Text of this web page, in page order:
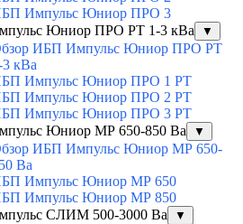
Импульс Юниор ПРО 3
Юниор ПРО РТ 1-3 кВа
▼
ИБП Импульс Юниор ПРО РТ
3 кВа
Импульс Юниор ПРО 1 РТ
Импульс Юниор ПРО 2 РТ
Импульс Юниор ПРО 3 РТ
Юниор МР 650-850 Ва
▼
ИБП Импульс Юниор МР 650-
Ва
Импульс Юниор МР 650
Импульс Юниор МР 850
СЛИМ 500-3000 Ва
▼